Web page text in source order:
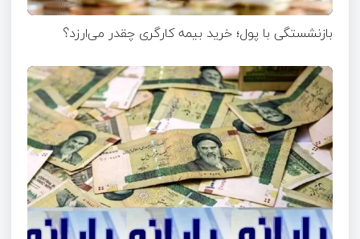
بازنشستگی با پول؛ خرید بیمه کارگری چقدر می‌ارزد؟